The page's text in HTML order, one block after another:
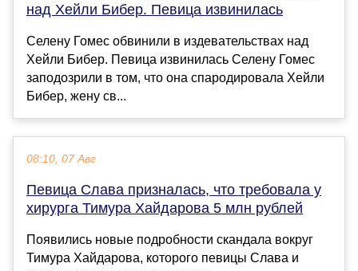
над Хейли Бибер. Певица извинилась
Селену Гомес обвинили в издевательствах над
Хейли Бибер. Певица извинилась Селену Гомес
заподозрили в том, что она спародировала Хейли
Бибер, жену св...
08:10, 07 Авг
Певица Слава призналась, что требовала у
хирурга Тимура Хайдарова 5 млн рублей
Появились новые подробности скандала вокруг
Тимура Хайдарова, которого певицы Слава и